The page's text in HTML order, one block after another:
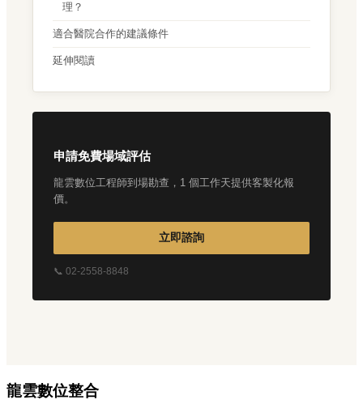
理？
適合醫院合作的建議條件
延伸閱讀
申請免費場域評估
龍雲數位工程師到場勘查，1 個工作天提供客製化報
價。
立即諮詢
📞 02-2558-8848
龍雲數位整合